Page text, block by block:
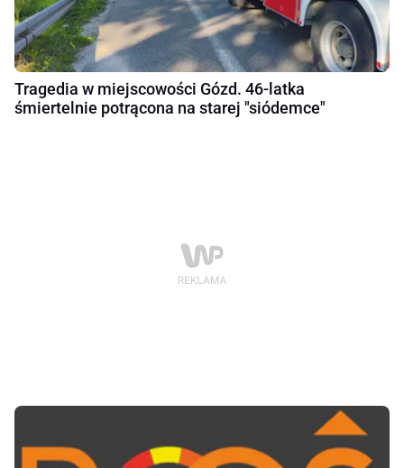
Tragedia w miejscowości Gózd. 46-latka
śmiertelnie potrącona na starej "siódemce"